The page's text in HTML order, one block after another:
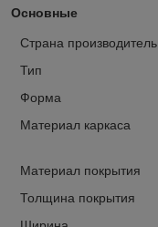
Основные
Страна производитель
Тип
Форма
Материал каркаса
Материал покрытия
Толщина покрытия